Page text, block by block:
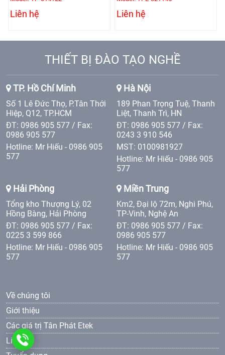
Liên hệ Liên hệ
THIẾT BỊ ĐÀO TẠO NGHỀ
TP. Hồ Chí Minh
Số 1 Lê Đức Thọ, P.Tân Thới
Hiệp, Q12, TP.HCM
ĐT: 0986 905 577 / Fax:
0986 905 577
Hotline: Mr Hiếu - 0986 905
577
Hà Nội
189 Phan Trọng Tuệ, Thanh
Liệt, Thanh Trì, HN
ĐT: 0986 905 577 / Fax:
0243 3 910 546
MST: 0100981927
Hotline: Mr Hiếu - 0986 905
577
Hải Phòng
Tổng kho Thượng Lý, 02
Hồng Bàng, Hải Phòng
ĐT: 0986 905 577 / Fax:
0225 3 599 866
Hotline: Mr Hiếu - 0986 905
577
Miền Trung
Km2, Đại lộ 72m, Nghi Phú,
TP-Vinh, Nghệ An
ĐT: 0986 905 577 / Fax:
0986 905 577
Hotline: Mr Hiếu - 0986 905
577
Về chúng tôi
Giới thiệu
Các giá trị Tân Phát Etek
Liên hệ